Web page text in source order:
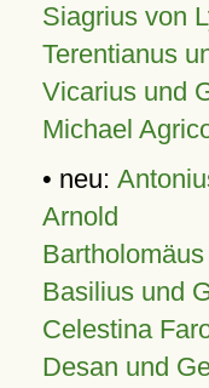
Siagrius von
Terentianus
Vicarius und
Michael
• neu:
Arnold
Basilius und
Celestina
Desan und